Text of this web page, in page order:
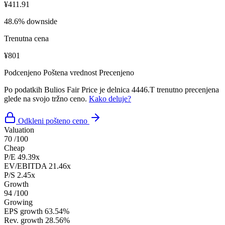
¥411.91
48.6% downside
Trenutna cena
¥801
Podcenjeno Poštena vrednost Precenjeno
Po podatkih Bulios Fair Price je delnica 4446.T trenutno precenjena
glede na svojo tržno ceno. Kako deluje?
Odkleni pošteno ceno
Valuation
70 /100
Cheap
P/E 49.39x
EV/EBITDA 21.46x
P/S 2.45x
Growth
94 /100
Growing
EPS growth 63.54%
Rev. growth 28.56%